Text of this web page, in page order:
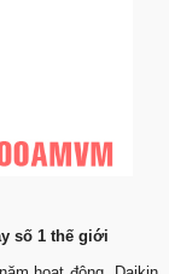
số 1 thế giới